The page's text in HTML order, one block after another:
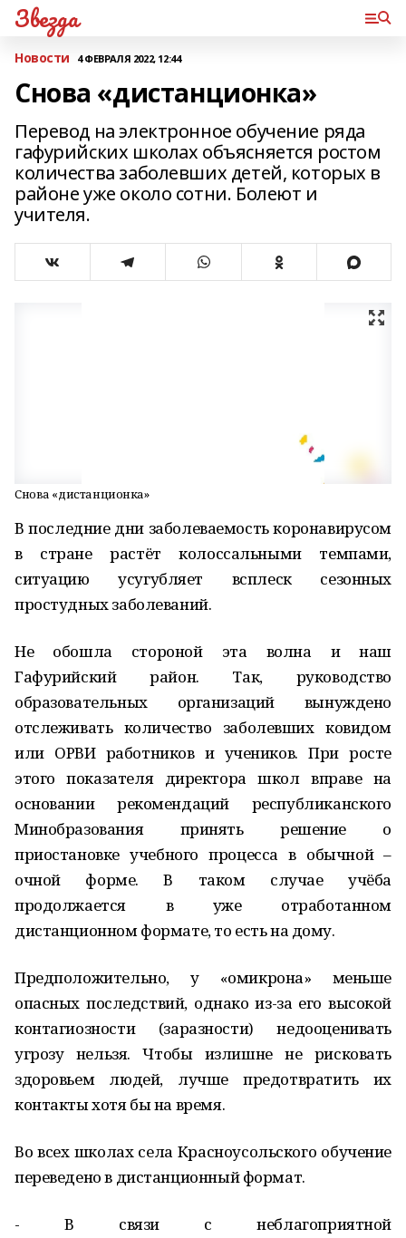
Звезда
Новости 4 ФЕВРАЛЯ 2022, 12:44
Снова «дистанционка»
Перевод на электронное обучение ряда
гафурийских школах объясняется ростом
количества заболевших детей, которых в
районе уже около сотни. Болеют и
учителя.
Снова «дистанционка»
В последние дни заболеваемость коронавирусом
в стране растёт колоссальными темпами,
ситуацию усугубляет всплеск сезонных
простудных заболеваний.
Не обошла стороной эта волна и наш
Гафурийский район. Так, руководство
образовательных организаций вынуждено
отслеживать количество заболевших ковидом
или ОРВИ работников и учеников. При росте
этого показателя директора школ вправе на
основании рекомендаций республиканского
Минобразования принять решение о
приостановке учебного процесса в обычной –
очной форме. В таком случае учёба
продолжается в уже отработанном
дистанционном формате, то есть на дому.
Предположительно, у «омикрона» меньше
опасных последствий, однако из-за его высокой
контагиозности (заразности) недооценивать
угрозу нельзя. Чтобы излишне не рисковать
здоровьем людей, лучше предотвратить их
контакты хотя бы на время.
Во всех школах села Красноусольского обучение
переведено в дистанционный формат.
- В связи с неблагоприятной